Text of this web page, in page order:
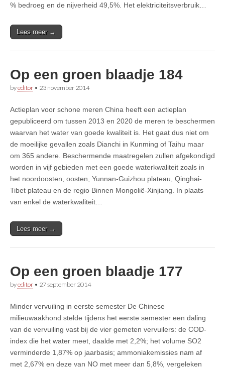
% bedroeg en de nijverheid 49,5%. Het elektriciteitsverbruik…
Lees meer →
Op een groen blaadje 184
byeditor • 23 november 2014
Actieplan voor schone meren China heeft een actieplan
gepubliceerd om tussen 2013 en 2020 de meren te beschermen
waarvan het water van goede kwaliteit is. Het gaat dus niet om
de moeilijke gevallen zoals Dianchi in Kunming of Taihu maar
om 365 andere. Beschermende maatregelen zullen afgekondigd
worden in vijf gebieden met een goede waterkwaliteit zoals in
het noordoosten, oosten, Yunnan-Guizhou plateau, Qinghai-
Tibet plateau en de regio Binnen Mongolië-Xinjiang. In plaats
van enkel de waterkwaliteit…
Lees meer →
Op een groen blaadje 177
byeditor • 27 september 2014
Minder vervuiling in eerste semester De Chinese
milieuwaakhond stelde tijdens het eerste semester een daling
van de vervuiling vast bij de vier gemeten vervuilers: de COD-
index die het water meet, daalde met 2,2%; het volume SO2
verminderde 1,87% op jaarbasis; ammoniakemissies nam af
met 2,67% en deze van NO met meer dan 5,8%, vergeleken